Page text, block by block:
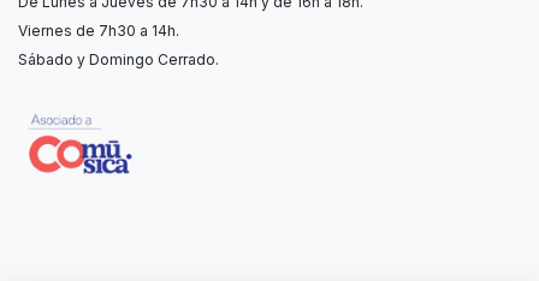
Viernes de 7h30 a 14h.
Sábado y Domingo Cerrado.